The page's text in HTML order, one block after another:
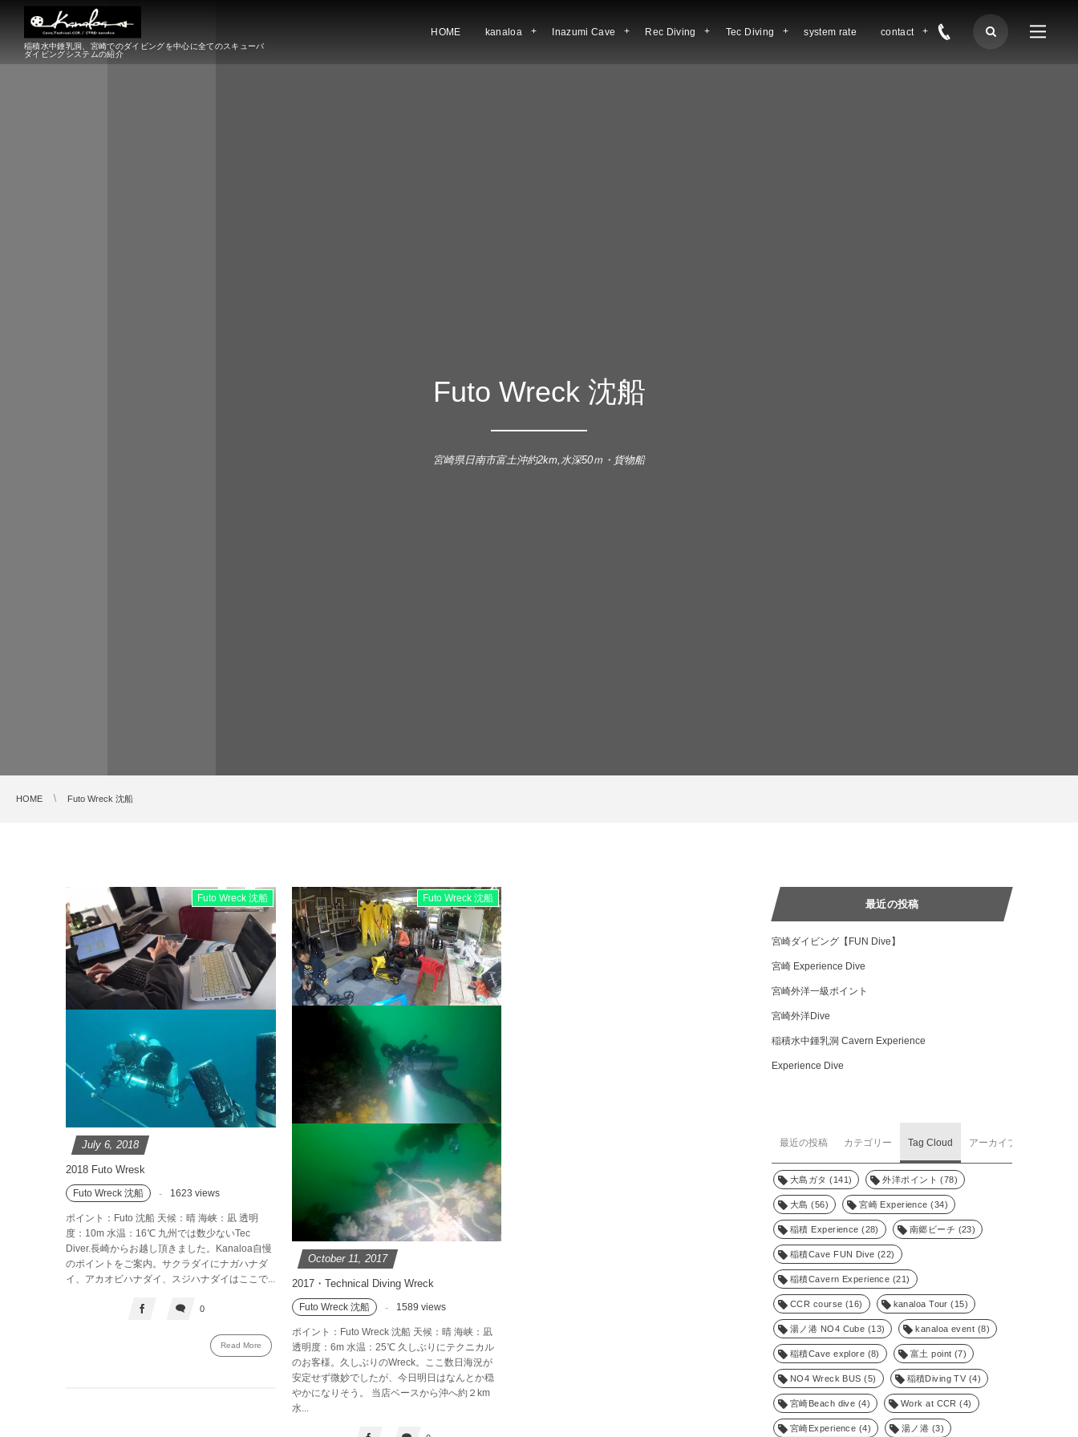
稲積水中鍾乳洞、宮崎でのダイビングを中心に全てのスキューバ
ダイビングシステムの紹介
HOME kanaloa Inazumi Cave Rec Diving Tec Diving system rate contact
Futo Wreck 沈船
宮崎県日南市富土沖約2km,水深50ｍ・貨物船
HOME Futo Wreck 沈船
Futo Wreck 沈船
July 6,2018
2018 Futo Wresk
Futo Wreck 沈船 1623 views
ポイント：Futo 沈船 天候：晴 海峡：凪 透明
度：10m 水温：16℃ 九州では数少ないTec
Diver.長崎からお越し頂きました。Kanaloa自慢
のポイントをご案内。サクラダイにナガハナダ
イ、アカオビハナダイ、スジハナダイはここで...
0
Read More
Futo Wreck 沈船
October 11,2017
2017・Technical Diving Wreck
Futo Wreck 沈船 1589 views
ポイント：Futo Wreck 沈船 天候：晴 海峡：凪
透明度：6m 水温：25℃ 久しぶりにテクニカル
のお客様。久しぶりのWreck。ここ数日海況が
安定せず微妙でしたが、今日明日はなんとか穏
やかになりそう。 当店ベースから沖へ約２km
水...
最近の投稿
宮崎ダイビング【FUN Dive】
宮崎 Experience Dive
宮崎外洋一級ポイント
宮崎外洋Dive
稲積水中鍾乳洞 Cavern Experience
Experience Dive
最近の投稿 カテゴリー Tag Cloud アーカイブ
大島ガタ (141) 外洋ポイント (78)
大島 (56) 宮崎 Experience (34)
稲積 Experience (28) 南郷ビーチ (23)
稲積Cave FUN Dive (22)
稲積Cavern Experience (21)
CCR course (16) kanaloa Tour (15)
湯ノ港 NO4 Cube (13) kanaloa event (8)
稲積Cave explore (8) 富土 point (7)
NO4 Wreck BUS (5) 稲積Diving TV (4)
宮崎Beach dive (4) Work at CCR (4)
宮崎Experience (4) 湯ノ港 (3)